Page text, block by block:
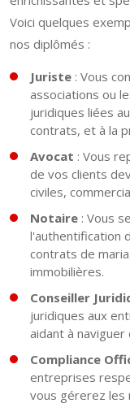
Voici quelques
nos diplômés :
Juriste : Vous
associations ou
juridiques liées
contrats, et à la
Avocat : Vous
de vos clients
civiles,
Notaire : Vous
l'authentification
contrats de
immobilières.
Conseiller
juridiques aux
aidant à
Compliance
entreprises
vous gérerez les